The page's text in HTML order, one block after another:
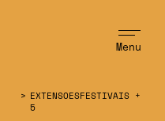
Menu
> EXTENSOESFESTIVAIS +
5